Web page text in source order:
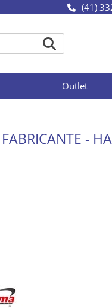
(41)
Outlet
-